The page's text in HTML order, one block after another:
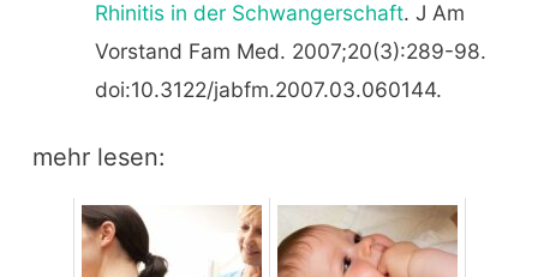
Rhinitis in der Schwangerschaft. J Am
Vorstand Fam Med. 2007;20(3):289-98.
doi:10.3122/jabfm.2007.03.060144.
mehr lesen: